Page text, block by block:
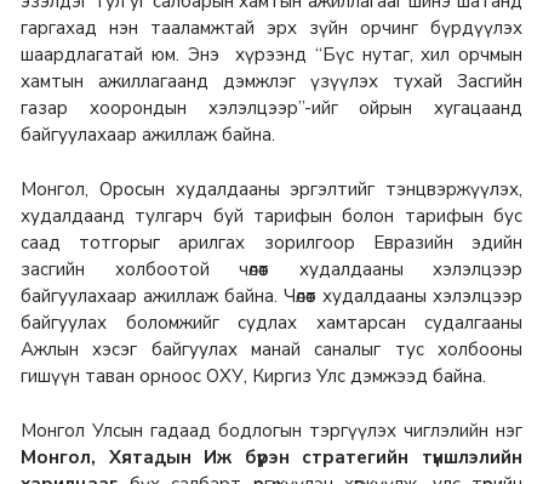
гаргахад нэн тааламжтай эрх зүйн орчинг бүрдүүлэх
шаардлагатай юм. Энэ хүрээнд “Бүс нутаг, хил орчмын
хамтын ажиллагаанд дэмжлэг үзүүлэх тухай Засгийн
газар хоорондын хэлэлцээр”-ийг ойрын хугацаанд
байгуулахаар ажиллаж байна.
Монгол, Оросын худалдааны эргэлтийг тэнцвэржүүлэх,
худалдаанд тулгарч буй тарифын болон тарифын бус
саад тотгорыг арилгах зорилгоор Евразийн эдийн
засгийн холбоотой чөлөөт худалдааны хэлэлцээр
байгуулахаар ажиллаж байна. Чөлөөт худалдааны хэлэлцээр
байгуулах боломжийг судлах хамтарсан судалгааны
Ажлын хэсэг байгуулах манай саналыг тус холбооны
гишүүн таван орноос ОХУ, Киргиз Улс дэмжээд байна.
Монгол Улсын гадаад бодлогын тэргүүлэх чиглэлийн нэг
Монгол, Хятадын Иж бүрэн стратегийн түншлэлийн